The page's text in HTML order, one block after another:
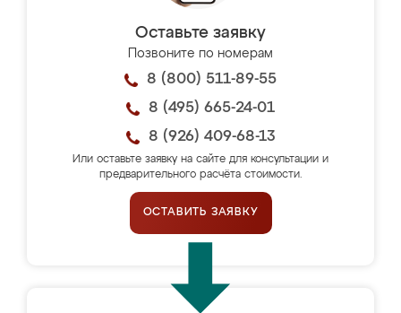
Оставьте заявку
Позвоните по номерам
8 (800) 511-89-55
8 (495) 665-24-01
8 (926) 409-68-13
Или оставьте заявку на сайте для консультации и
предварительного расчёта стоимости.
ОСТАВИТЬ ЗАЯВКУ